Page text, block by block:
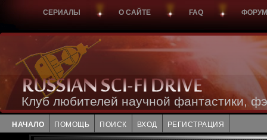
СЕРИАЛЫ О САЙТЕ FAQ ФОРУМ
Клуб любителей научной фантастики,
НАЧАЛО ПОМОЩЬ ПОИСК ВХОД РЕГИСТРАЦИЯ